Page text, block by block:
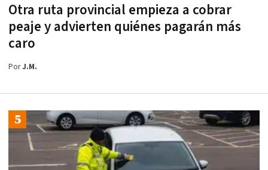
Otra ruta provincial empieza a cobrar
peaje y advierten quiénes pagarán más
caro
PorJ.M.